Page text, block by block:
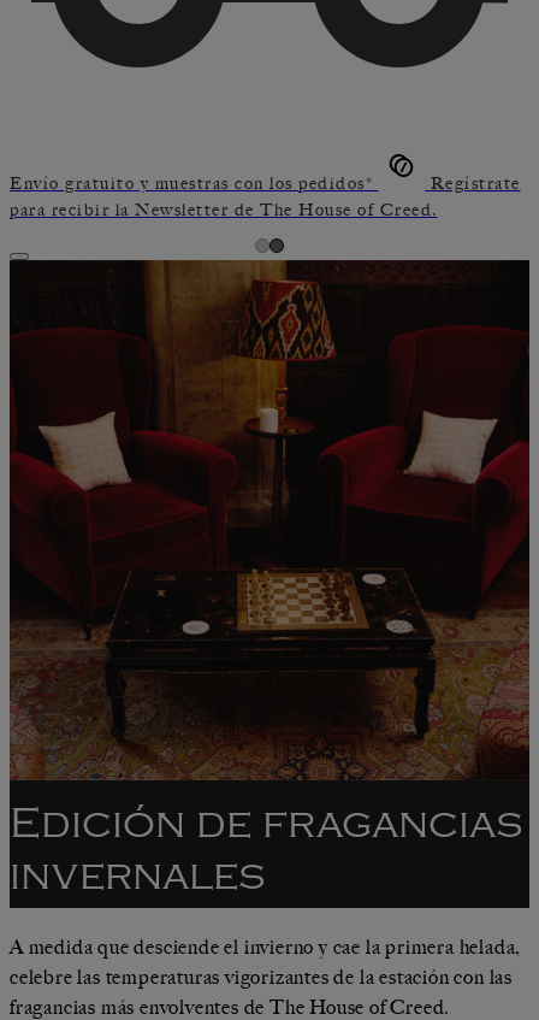
Envío gratuito y muestras con los pedidos*
Regístrate
para recibir la Newsletter de The House of Creed.
Edición de fragancias
invernales
A medida que desciende el invierno y cae la primera helada,
celebre las temperaturas vigorizantes de la estación con las
fragancias más envolventes de The House of Creed.